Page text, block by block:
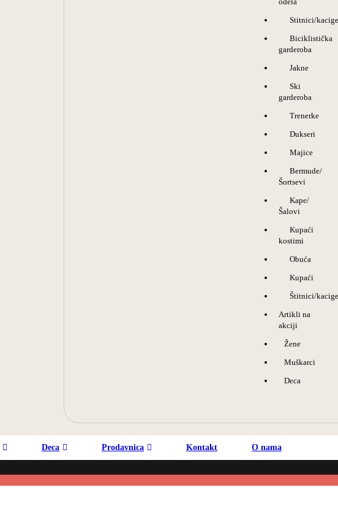
Stitnici/kacige
Biciklistička
garderoba
Jakne
Ski
garderoba
Trenerke
Dukseri
Majice
Bermude/
Šortsevi
Kape/
Šalovi
Kupaći
kostimi
Obuća
Kupaći
Štitnici/kacige
Artikli na
akciji
Žene
Muškarci
Deca
Deca Prodavnica Kontakt O nama